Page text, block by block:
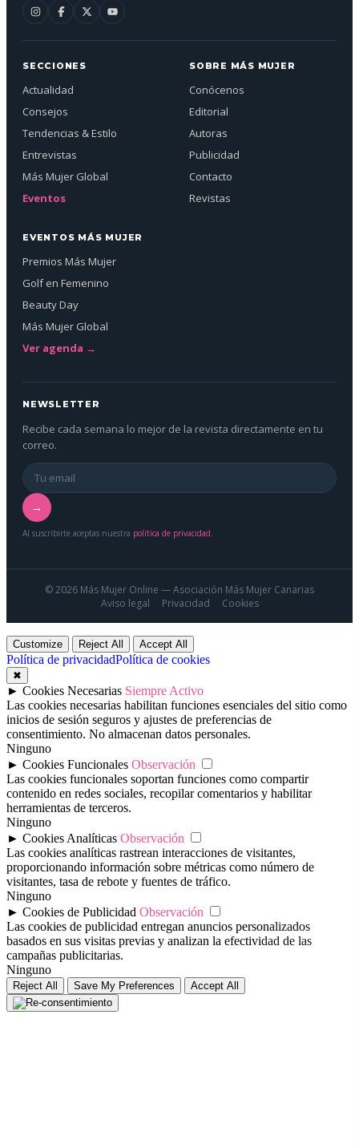
SECCIONES
Actualidad
Consejos
Tendencias & Estilo
Entrevistas
Más Mujer Global
Eventos
SOBRE MÁS MUJER
Conócenos
Editorial
Autoras
Publicidad
Contacto
Revistas
EVENTOS MÁS MUJER
Premios Más Mujer
Golf en Femenino
Beauty Day
Más Mujer Global
Ver agenda →
NEWSLETTER
Recibe cada semana lo mejor de la revista directamente en tu
correo.
→
Al suscribirte aceptas nuestra política de privacidad.
© 2026 Más Mujer Online — Asociación Más Mujer Canarias
Aviso legal
Privacidad Cookies
Customize Reject All Accept All
Política de privacidadPolítica de cookies
✖
► Cookies Necesarias Siempre Activo
Las cookies necesarias habilitan funciones esenciales del sitio como
inicios de sesión seguros y ajustes de preferencias de
consentimiento. No almacenan datos personales.
Ninguno
► Cookies Funcionales Observación
Las cookies funcionales soportan funciones como compartir
contenido en redes sociales, recopilar comentarios y habilitar
herramientas de terceros.
Ninguno
► Cookies Analíticas Observación
Las cookies analíticas rastrean interacciones de visitantes,
proporcionando información sobre métricas como número de
visitantes, tasa de rebote y fuentes de tráfico.
Ninguno
► Cookies de Publicidad Observación
Las cookies de publicidad entregan anuncios personalizados
basados en sus visitas previas y analizan la efectividad de las
campañas publicitarias.
Ninguno
Reject All Save My Preferences Accept All